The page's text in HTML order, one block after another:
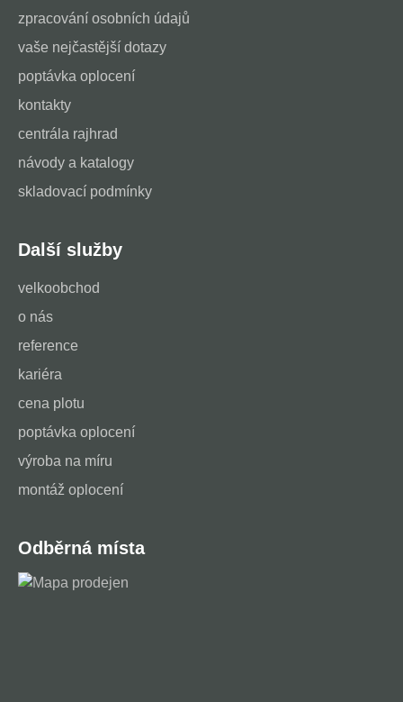
zpracování osobních údajů
vaše nejčastější dotazy
poptávka oplocení
kontakty
centrála rajhrad
návody a katalogy
skladovací podmínky
Další služby
velkoobchod
o nás
reference
kariéra
cena plotu
poptávka oplocení
výroba na míru
montáž oplocení
Odběrná místa